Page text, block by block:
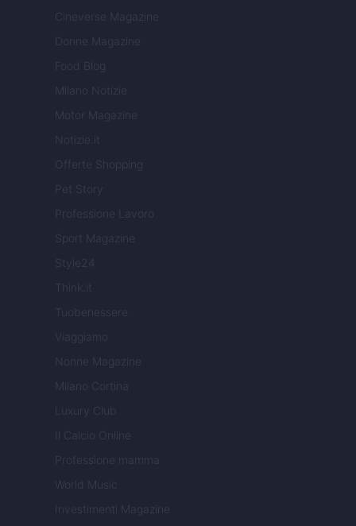
Cineverse Magazine
Donne Magazine
Food Blog
Milano Notizie
Motor Magazine
Notizie.it
Offerte Shopping
Pet Story
Professione Lavoro
Sport Magazine
Style24
Think.it
Tuobenessere
Viaggiamo
Nonne Magazine
Milano Cortina
Luxury Club
Il Calcio Online
Professione mamma
World Music
Investimenti Magazine